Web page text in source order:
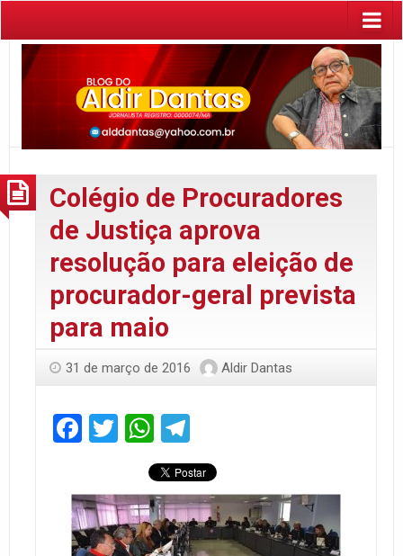
Colégio de Procuradores
de Justiça aprova
resolução para eleição de
procurador-geral prevista
para maio
31 de março de 2016 Aldir Dantas
Facebook
TwitterWhatsApp